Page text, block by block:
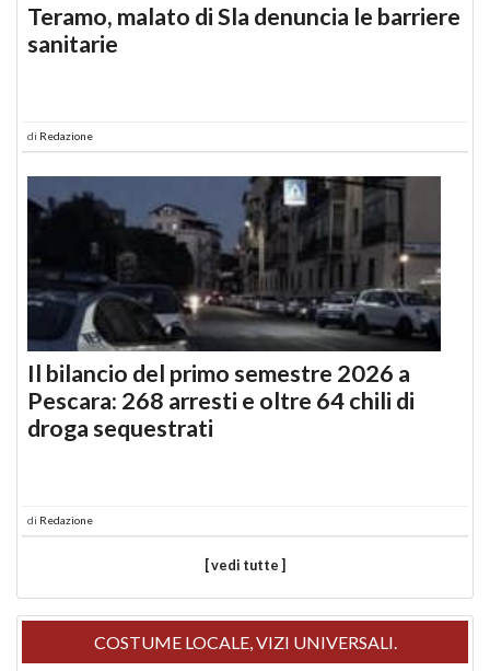
Teramo, malato di Sla denuncia le barriere
sanitarie
di Redazione
Il bilancio del primo semestre 2026 a
Pescara: 268 arresti e oltre 64 chili di
droga sequestrati
di Redazione
[ vedi tutte ]
COSTUME LOCALE, VIZI UNIVERSALI.